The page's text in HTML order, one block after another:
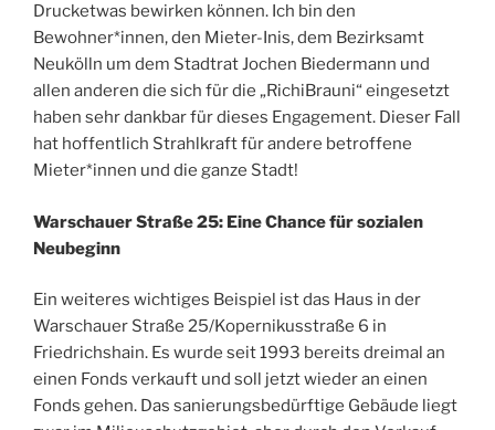
Drucketwas bewirken können. Ich bin den
Bewohner*innen, den Mieter-Inis, dem Bezirksamt
Neukölln um dem Stadtrat Jochen Biedermann und
allen anderen die sich für die „RichiBrauni“ eingesetzt
haben sehr dankbar für dieses Engagement. Dieser Fall
hat hoffentlich Strahlkraft für andere betroffene
Mieter*innen und die ganze Stadt!
Warschauer Straße 25: Eine Chance für sozialen
Neubeginn
Ein weiteres wichtiges Beispiel ist das Haus in der
Warschauer Straße 25/Kopernikusstraße 6 in
Friedrichshain. Es wurde seit 1993 bereits dreimal an
einen Fonds verkauft und soll jetzt wieder an einen
Fonds gehen. Das sanierungsbedürftige Gebäude liegt